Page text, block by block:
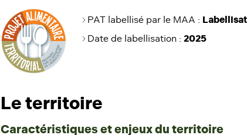
PAT labellisé par le MAA :
Date de labellisation : 2025
Le territoire
Caractéristiques et enjeux du territoire